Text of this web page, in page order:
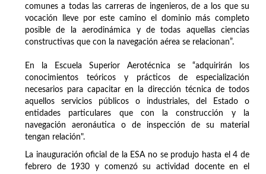
comunes a todas las carreras de ingenieros, de a los que su
vocación lleve por este camino el dominio más completo
posible de la aerodinámica y de todas aquellas ciencias
constructivas que con la navegación aérea se relacionan”.
En la Escuela Superior Aerotécnica se “adquirirán los
conocimientos teóricos y prácticos de especialización
necesarios para capacitar en la dirección técnica de todos
aquellos servicios públicos o industriales, del Estado o
entidades particulares que con la construcción y la
navegación aeronáutica o de inspección de su material
tengan relación".
La inauguración oficial de la ESA no se produjo hasta el 4 de
febrero de 1930 y comenzó su actividad docente en el